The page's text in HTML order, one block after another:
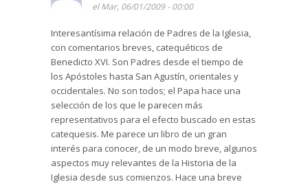
el Mar, 06/01/2009 - 00:00
Interesantísima relación de Padres de la Iglesia,
con comentarios breves, catequéticos de
Benedicto XVI. Son Padres desde el tiempo de
los Apóstoles hasta San Agustín, orientales y
occidentales. No son todos; el Papa hace una
selección de los que le parecen más
representativos para el efecto buscado en estas
catequesis. Me parece un libro de un gran
interés para conocer, de un modo breve, algunos
aspectos muy relevantes de la Historia de la
Iglesia desde sus comienzos. Hace una breve